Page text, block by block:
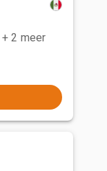
+ 2 meer